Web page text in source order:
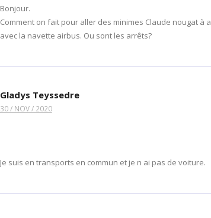
Bonjour.
Comment on fait pour aller des minimes Claude nougat à
avec la navette airbus. Ou sont les arrêts?
Gladys Teyssedre
30 / NOV / 2020
Je suis en transports en commun et je n ai pas de voiture.